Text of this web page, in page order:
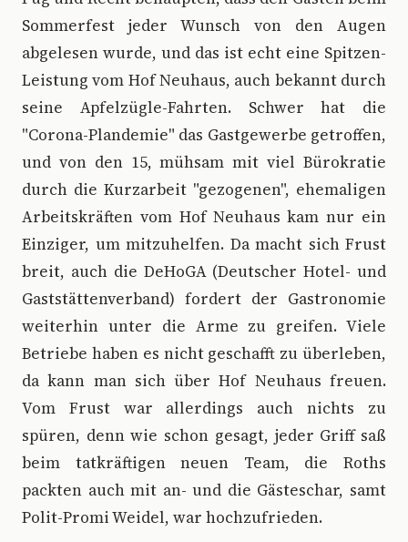
Sommerfest jeder Wunsch von den Augen
abgelesen wurde, und das ist echt eine Spitzen-
Leistung vom Hof Neuhaus, auch bekannt durch
seine Apfelzügle-Fahrten. Schwer hat die
"Corona-Plandemie" das Gastgewerbe getroffen,
und von den 15, mühsam mit viel Bürokratie
durch die Kurzarbeit "gezogenen", ehemaligen
Arbeitskräften vom Hof Neuhaus kam nur ein
Einziger, um mitzuhelfen. Da macht sich Frust
breit, auch die DeHoGA (Deutscher Hotel- und
Gaststättenverband) fordert der Gastronomie
weiterhin unter die Arme zu greifen. Viele
Betriebe haben es nicht geschafft zu überleben,
da kann man sich über Hof Neuhaus freuen.
Vom Frust war allerdings auch nichts zu
spüren, denn wie schon gesagt, jeder Griff saß
beim tatkräftigen neuen Team, die Roths
packten auch mit an- und die Gästeschar, samt
Polit-Promi Weidel, war hochzufrieden.